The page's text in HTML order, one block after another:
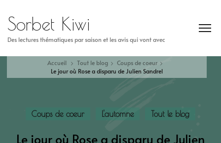
Sorbet Kiwi
Des lectures thématiques par saison et les avis qui vont avec
Accueil Tout le blog
Coups de coeur
Le jour où Rose a disparu de Julien Sandrel
Coups de coeur L'automne Tout le blog
Le jour où Rose a disparu de Julien